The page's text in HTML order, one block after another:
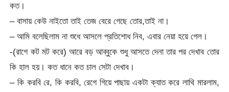
কত।
– বাসায় কেউ নাইতো তাই তেজ বেরে গেছে তোর,তাই না।
– আমি বলেছিলাম না শুধে আসলে প্রতিশোধ নিব, এবার নেয়া হয়ে গেল।
-(রাগে কট মট করে) আরে বড় আব্বুকে শুধু আসতে দেনা তার পর দেখাব তোর
কি হাল হয়। কত ধানে কত চাল সেটা দেখাব।
– কি করবি রে, কি করবি, রেগে গিয়ে পাছায় একটা ক্যাত করে লাথি মারলাম,